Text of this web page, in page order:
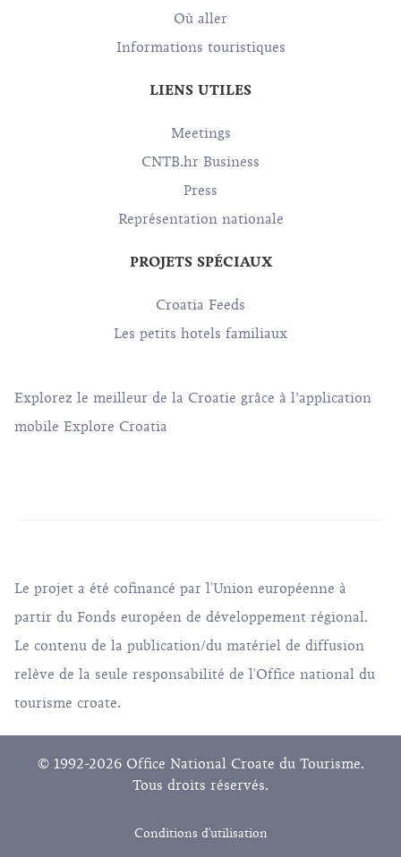
Où aller
Informations touristiques
LIENS UTILES
Meetings
CNTB.hr Business
Press
Représentation nationale
PROJETS SPÉCIAUX
Croatia Feeds
Les petits hotels familiaux
Explorez le meilleur de la Croatie grâce à l’application
mobile Explore Croatia
Le projet a été cofinancé par l'Union européenne à
partir du Fonds européen de développement régional.
Le contenu de la publication/du matériel de diffusion
relève de la seule responsabilité de l'Office national du
tourisme croate.
© 1992-2026 Office National Croate du Tourisme.
Tous droits réservés.
Conditions d'utilisation